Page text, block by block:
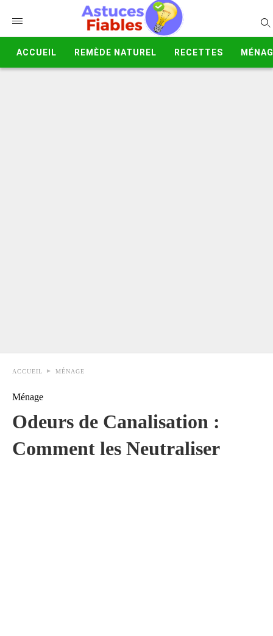
ACCUEIL REMÈDE NATUREL RECETTES
ACCUEIL MÉNAGE
Ménage
Odeurs de Canalisation :
Comment les Neutraliser